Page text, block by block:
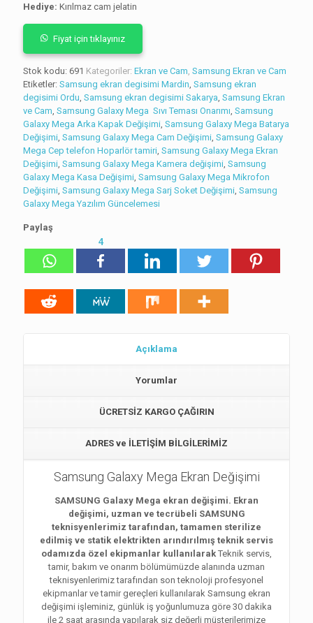
Hediye: Kırılmaz cam jelatin
Fiyat için tıklayınız
Stok kodu: 691 Kategoriler: Ekran ve Cam Samsung Ekran ve Cam
Etiketler: Samsung ekran degisimi Mardin Samsung ekran
degisimi Ordu Samsung ekran degisimi Sakarya Samsung Ekran
ve Cam Samsung Galaxy Mega Sıvı Teması Onarımı Samsung
Galaxy Mega Arka Kapak Değişimi Samsung Galaxy Mega Batarya
Değişimi Samsung Galaxy Mega Cam Değişimi Samsung Galaxy
Mega Cep telefon Hoparlör tamiri Samsung Galaxy Mega Ekran
Değişimi Samsung Galaxy Mega Kamera değişimi Samsung
Galaxy Mega Kasa Değişimi Samsung Galaxy Mega Mikrofon
Değişimi Samsung Galaxy Mega Sarj Soket Değişimi Samsung
Galaxy Mega Yazılım Güncelemesi
Paylaş
4
Açıklama
Yorumlar
ÜCRETSİZ KARGO ÇAĞIRIN
ADRES ve İLETİŞİM BİLGİLERİMİZ
Samsung Galaxy Mega Ekran Değişimi
SAMSUNG Galaxy Mega ekran değişimi. Ekran
değişimi, uzman ve tecrübeli SAMSUNG
teknisyenlerimiz tarafından, tamamen sterilize
edilmiş ve statik elektrikten arındırılmış teknik servis
odamızda özel ekipmanlar kullanılarak Teknik servis,
tamir, bakım ve onarım bölümümüzde alanında uzman
teknisyenlerimiz tarafından son teknoloji profesyonel
ekipmanlar ve tamir gereçleri kullanılarak Samsung ekran
değişimi işleminiz, günlük iş yoğunlumuza göre 30 dakika
ile 2 saat arasında yapılarak siz değerli müşterilerimize